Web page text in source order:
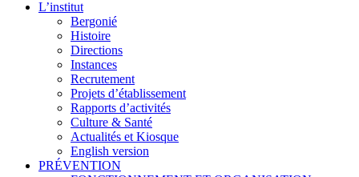
L’institut
Bergonié
Histoire
Directions
Instances
Recrutement
Projets d’établissement
Rapports d’activités
Culture & Santé
Actualités et Kiosque
English version
PRÉVENTION